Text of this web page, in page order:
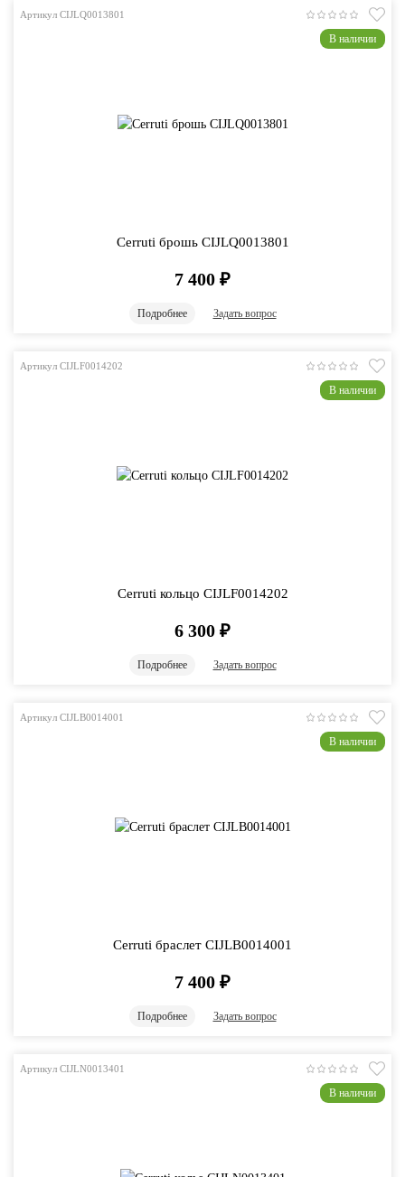
Артикул CIJLQ0013801
В наличии
Cerruti брошь CIJLQ0013801
7 400 ₽
Подробнее Задать вопрос
Артикул CIJLF0014202
В наличии
Cerruti кольцо CIJLF0014202
6 300 ₽
Подробнее Задать вопрос
Артикул CIJLB0014001
В наличии
Cerruti браслет CIJLB0014001
7 400 ₽
Подробнее Задать вопрос
Артикул CIJLN0013401
В наличии